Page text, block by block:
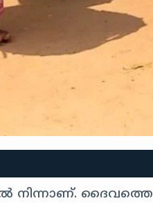
നിന്നാണ്. ദൈവത്തെ